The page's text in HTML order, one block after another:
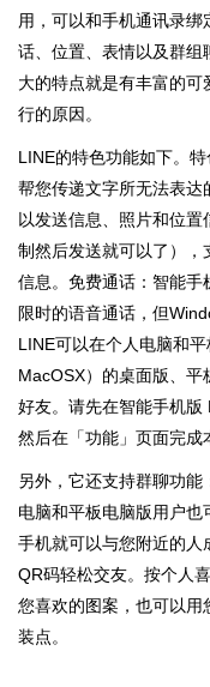
用，可以和手机通讯录
话、位置、表情以及群
大的特点就是有丰富的
行的原因。
LINE的特色功能如下。
帮您传递文字所无法表
以发送信息、照片和位
制然后发送就可以了）
信息。免费通话：智能手
限时的语音通话，但
LINE可以在个人电脑和
MacOSX）的桌面版、
好友。请先在智能手机版
然后在「功能」页面完成
另外，它还支持群聊功能
电脑和平板电脑版用户
手机就可以与您附近的人
QR码轻松交友。按个人
您喜欢的图案，也可以
装点。